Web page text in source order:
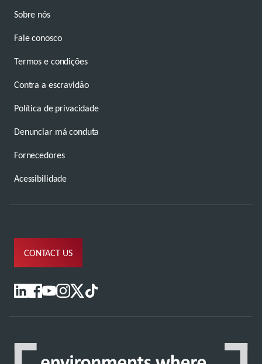
Sobre nós
Fale conosco
Termos e condições
Contra a escravidão
Política de privacidade
Denunciar má conduta
Fornecedores
Acessibilidade
CONTACT US